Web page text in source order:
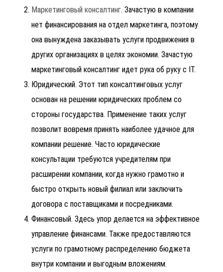
Маркетинговый консалтинг. Зачастую в компании
нет финансирования на отдел маркетинга, поэтому
она вынуждена заказывать услуги продвижения в
других организациях в целях экономии. Зачастую
маркетинговый консалтинг идет рука об руку с IT.
Юридический. Этот тип консалтинговых услуг
основан на решении юридических проблем со
стороны государства. Применение таких услуг
позволит вовремя принять наиболее удачное для
компании решение. Часто юридические
консультации требуются учредителям при
расширении компании, когда нужно грамотно и
быстро открыть новый филиал или заключить
договора с поставщиками и посредниками.
Финансовый. Здесь упор делается на эффективное
управление финансами. Также предоставляются
услуги по грамотному распределению бюджета
внутри компании и выгодным вложениям.